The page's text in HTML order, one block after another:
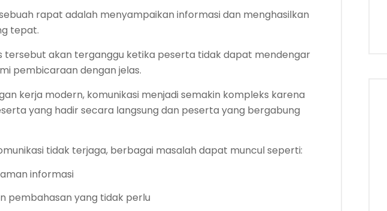
rapat adalah menyampaikan informasi dan menghasilkan
tepat.
tersebut akan terganggu ketika peserta tidak dapat mendengar
pembicaraan dengan jelas.
kerja modern, komunikasi menjadi semakin kompleks karena
yang hadir secara langsung dan peserta yang bergabung
tidak terjaga, berbagai masalah dapat muncul seperti:
informasi
pembahasan yang tidak perlu